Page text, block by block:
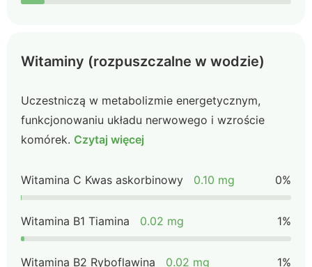
Witaminy (rozpuszczalne w wodzie)
Uczestniczą w metabolizmie energetycznym,
funkcjonowaniu układu nerwowego i wzroście
komórek. Czytaj więcej
Witamina C Kwas askorbinowy 0.10 mg 0%
Witamina B1 Tiamina 0.02 mg 1%
Witamina B2 Ryboflawina 0.02 mg 1%